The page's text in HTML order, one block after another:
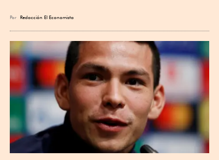
Por Redacción El Economista